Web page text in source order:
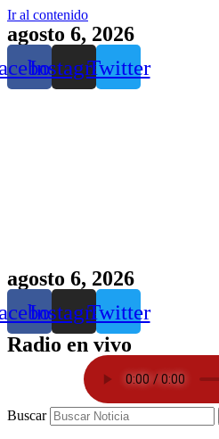
Ir al contenido
agosto 6, 2026
InstagramTwitter
agosto 6, 2026
InstagramTwitter
Radio en vivo
Buscar